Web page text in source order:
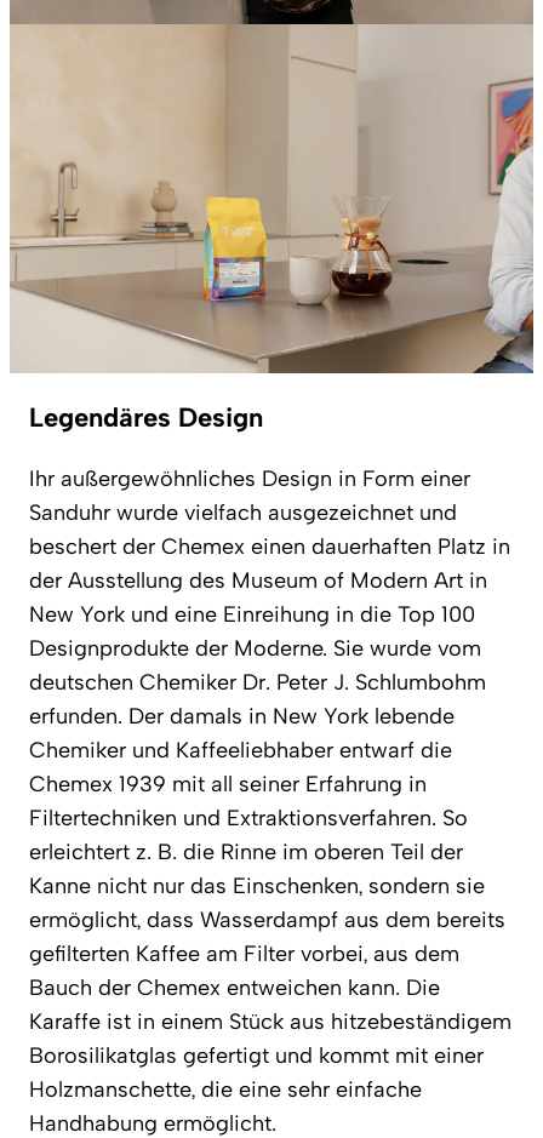
Legendäres Design
Ihr außergewöhnliches Design in Form einer
Sanduhr wurde vielfach ausgezeichnet und
beschert der Chemex einen dauerhaften Platz in
der Ausstellung des Museum of Modern Art in
New York und eine Einreihung in die Top 100
Designprodukte der Moderne. Sie wurde vom
deutschen Chemiker Dr. Peter J. Schlumbohm
erfunden. Der damals in New York lebende
Chemiker und Kaffeeliebhaber entwarf die
Chemex 1939 mit all seiner Erfahrung in
Filtertechniken und Extraktionsverfahren. So
erleichtert z. B. die Rinne im oberen Teil der
Kanne nicht nur das Einschenken, sondern sie
ermöglicht, dass Wasserdampf aus dem bereits
gefilterten Kaffee am Filter vorbei, aus dem
Bauch der Chemex entweichen kann. Die
Karaffe ist in einem Stück aus hitzebeständigem
Borosilikatglas gefertigt und kommt mit einer
Holzmanschette, die eine sehr einfache
Handhabung ermöglicht.